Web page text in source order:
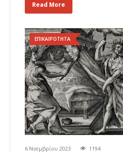
Read More
ΕΠΙΚΑΙΡΟΤΗΤΑ
6 Νοεμβρίου 2023 1194